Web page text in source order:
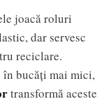
joacă roluri
dar servesc
reciclare.
în bucăți mai mici,
transformă aceste